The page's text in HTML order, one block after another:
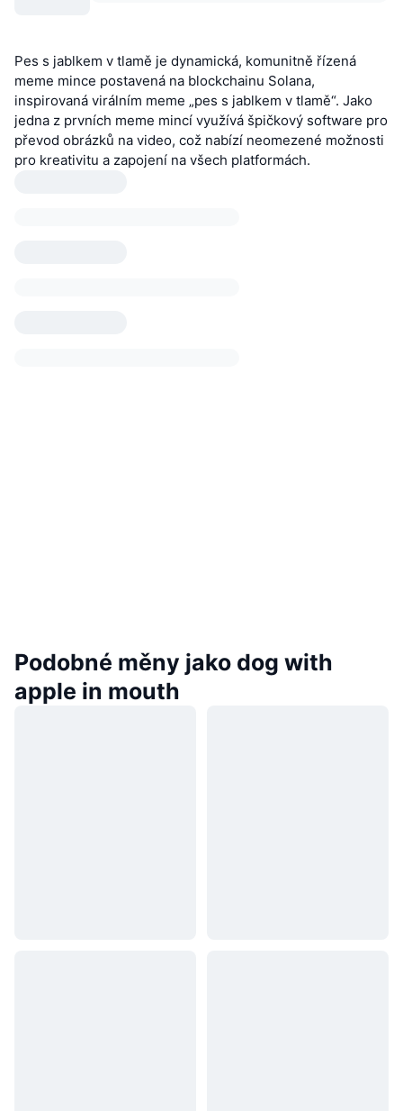
Pes s jablkem v tlamě je dynamická, komunitně řízená
meme mince postavená na blockchainu Solana,
inspirovaná virálním meme „pes s jablkem v tlamě“. Jako
jedna z prvních meme mincí využívá špičkový software pro
převod obrázků na video, což nabízí neomezené možnosti
pro kreativitu a zapojení na všech platformách.
Podobné měny jako dog with
apple in mouth